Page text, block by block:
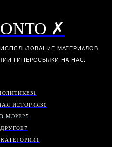
✗
ИСПОЛЬЗОВАНИЕ МАТЕРИАЛОВ
ГИПЕРССЫЛКИ НА НАС.
31
ИСТОРИЯ30
О МЭРЕ25
ДРУГОЕ7
КАТЕГОРИИ1